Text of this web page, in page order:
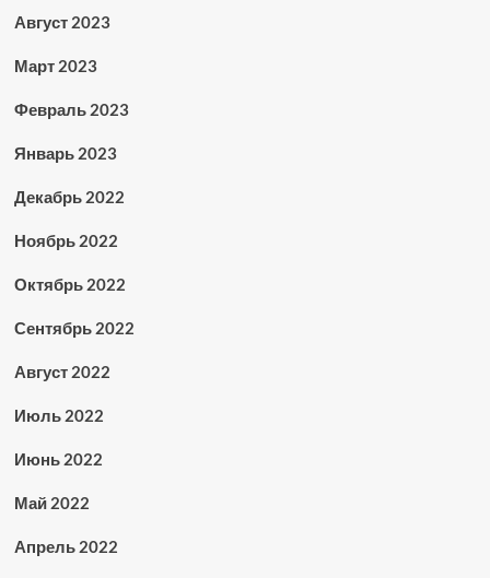
Август 2023
Март 2023
Февраль 2023
Январь 2023
Декабрь 2022
Ноябрь 2022
Октябрь 2022
Сентябрь 2022
Август 2022
Июль 2022
Июнь 2022
Май 2022
Апрель 2022